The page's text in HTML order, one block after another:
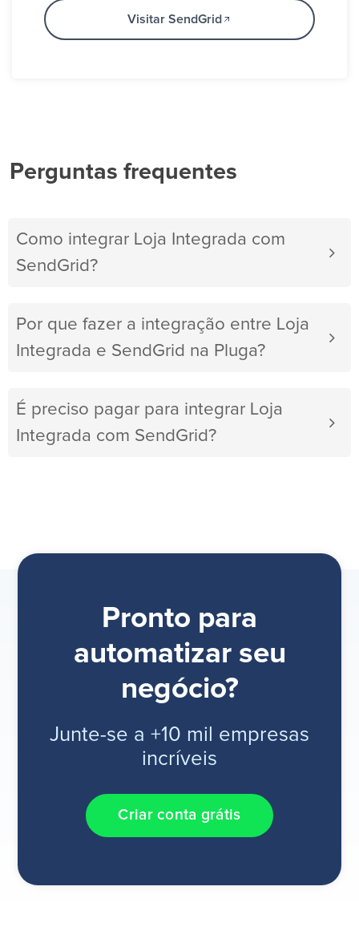
Visitar SendGrid
Perguntas frequentes
Como integrar Loja Integrada com
SendGrid?
Por que fazer a integração entre Loja
Integrada e SendGrid na Pluga?
É preciso pagar para integrar Loja
Integrada com SendGrid?
Pronto para
automatizar seu
negócio?
Junte-se a +10 mil empresas
incríveis
Criar conta grátis